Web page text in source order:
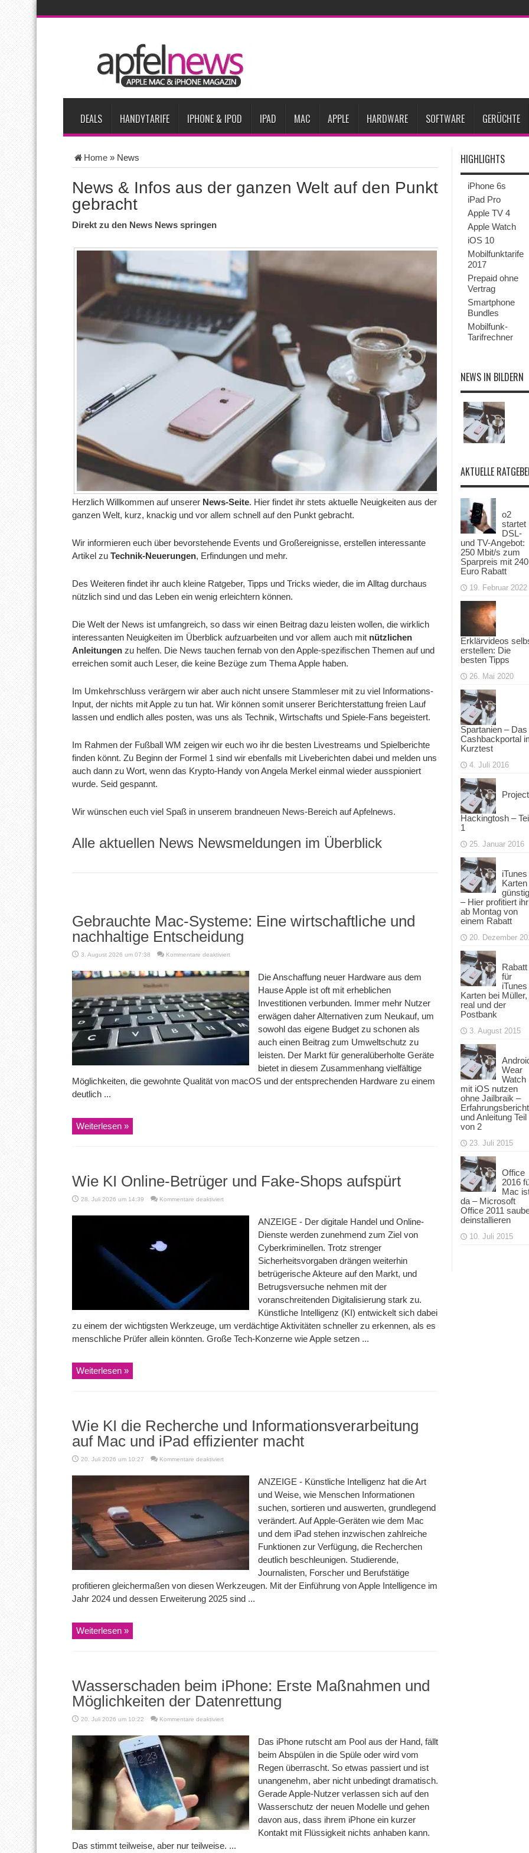
iPhone Ultra lässt Verkauf faltbarer Smartphones 2026 um 20 Prozent steigen
iPhone 18 Pro: Diese 3 großen Upgrades bringt das Top-Modell
iPhone Air 2 für Anfang 2027 erwartet Apples vermutete AirPods mit Kameras sollen bereits im September erscheinen
Apple erzielt 49 Prozent des weltweiten Smartphone-Umsatzes im 2. Quartal
DEALS HANDYTARIFE IPHONE & IPOD IPAD MAC APPLE HARDWARE SOFTWARE GERÜCHTE
Home » News
News & Infos aus der ganzen Welt auf den Punkt
gebracht
Direkt zu den News News springen
Herzlich Willkommen auf unserer News-Seite. Hier findet ihr stets aktuelle Neuigkeiten aus der
ganzen Welt, kurz, knackig und vor allem schnell auf den Punkt gebracht.
Wir informieren euch über bevorstehende Events und Großereignisse, erstellen interessante
Artikel zu Technik-Neuerungen, Erfindungen und mehr.
Des Weiteren findet ihr auch kleine Ratgeber, Tipps und Tricks wieder, die im Alltag durchaus
nützlich sind und das Leben ein wenig erleichtern können.
Die Welt der News ist umfangreich, so dass wir einen Beitrag dazu leisten wollen, die wirklich
interessanten Neuigkeiten im Überblick aufzuarbeiten und vor allem auch mit nützlichen
Anleitungen zu helfen. Die News tauchen fernab von den Apple-spezifischen Themen auf und
erreichen somit auch Leser, die keine Bezüge zum Thema Apple haben.
Im Umkehrschluss verärgern wir aber auch nicht unsere Stammleser mit zu viel Informations-
Input, der nichts mit Apple zu tun hat. Wir können somit unserer Berichterstattung freien Lauf
lassen und endlich alles posten, was uns als Technik, Wirtschafts und Spiele-Fans begeistert.
Im Rahmen der Fußball WM zeigen wir euch wo ihr die besten Livestreams und Spielberichte
finden könnt. Zu Beginn der Formel 1 sind wir ebenfalls mit Liveberichten dabei und melden uns
auch dann zu Wort, wenn das Krypto-Handy von Angela Merkel einmal wieder ausspioniert
wurde. Seid gespannt.
Wir wünschen euch viel Spaß in unserem brandneuen News-Bereich auf Apfelnews.
Alle aktuellen News Newsmeldungen im Überblick
Gebrauchte Mac-Systeme: Eine wirtschaftliche und
nachhaltige Entscheidung
3. August 2026 um 07:38 Kommentare deaktiviertfür
Mac-
Eine
wirtschaftliche
und
nachhaltige
Entscheidung
Die Anschaffung neuer Hardware aus dem
Hause Apple ist oft mit erheblichen
Investitionen verbunden. Immer mehr Nutzer
erwägen daher Alternativen zum Neukauf, um
sowohl das eigene Budget zu schonen als
auch einen Beitrag zum Umweltschutz zu
leisten. Der Markt für generalüberholte Geräte
bietet in diesem Zusammenhang vielfältige
Möglichkeiten, die gewohnte Qualität von macOS und der entsprechenden Hardware zu einem
deutlich ...
Weiterlesen »
Wie KI Online-Betrüger und Fake-Shops aufspürt
28. Juli 2026 um 14:39 Kommentare deaktiviertfür
KI
ANZEIGE - Der digitale Handel und Online-
Dienste werden zunehmend zum Ziel von
Cyberkriminellen. Trotz strenger
Sicherheitsvorgaben drängen weiterhin
betrügerische Akteure auf den Markt, und
Betrugsversuche nehmen mit der
voranschreitenden Digitalisierung stark zu.
Künstliche Intelligenz (KI) entwickelt sich dabei
zu einem der wichtigsten Werkzeuge, um verdächtige Aktivitäten schneller zu erkennen, als es
menschliche Prüfer allein könnten. Große Tech-Konzerne wie Apple setzen ...
Weiterlesen »
Wie KI die Recherche und Informationsverarbeitung
auf Mac und iPad effizienter macht
20. Juli 2026 um 10:27 Kommentare deaktiviertfür
KI
Informationsverarbeitung
und
iPad
effizienter
ANZEIGE - Künstliche Intelligenz hat die Art
und Weise, wie Menschen Informationen
suchen, sortieren und auswerten, grundlegend
verändert. Auf Apple-Geräten wie dem Mac
und dem iPad stehen inzwischen zahlreiche
Funktionen zur Verfügung, die Recherchen
deutlich beschleunigen. Studierende,
Journalisten, Forscher und Berufstätige
profitieren gleichermaßen von diesen Werkzeugen. Mit der Einführung von Apple Intelligence im
Jahr 2024 und dessen Erweiterung 2025 sind ...
Weiterlesen »
Wasserschaden beim iPhone: Erste Maßnahmen und
Möglichkeiten der Datenrettung
20. Juli 2026 um 10:22 Kommentare deaktiviertfür
beim
iPhone:
Erste
Maßnahmen
Möglichkeiten
Datenrettung
Das iPhone rutscht am Pool aus der Hand, fällt
beim Abspülen in die Spüle oder wird vom
Regen überrascht. So etwas passiert und ist
unangenehm, aber nicht unbedingt dramatisch.
Gerade Apple-Nutzer verlassen sich auf den
Wasserschutz der neuen Modelle und gehen
davon aus, dass ihrem iPhone ein kurzer
Kontakt mit Flüssigkeit nichts anhaben kann.
Das stimmt teilweise, aber nur teilweise. ...
HIGHLIGHTS
iPhone 6s
iPad Pro
Apple TV 4
Apple Watch
iOS 10
Mobilfunktarife
2017
Prepaid ohne
Vertrag
Smartphone
Bundles
Mobilfunk-
Tarifrechner
NEWS IN BILDERN
AKTUELLE
o2
startet
DSL-
und TV-Angebot:
250 Mbit/s zum
Sparpreis mit 240
Euro Rabatt
19. Februar 2022
Erklärvideos
erstellen: Die
besten Tipps
26. Mai 2020
Spartanien – Das
Cashbackportal
Kurztest
4. Juli 2016
Project
Hackingtosh –
1
25. Januar 2016
iTunes
Karten
– Hier profitiert ihr
ab Montag von
einem Rabatt
20. Dezember
Rabatt
für
iTunes
Karten bei Müller,
real und der
Postbank
3. August 2015
Wear
Watch
mit iOS nutzen
ohne Jailbraik –
Erfahrungsbericht
und Anleitung Teil
von 2
23. Juli 2015
Office
2016
Mac
da – Microsoft
Office 2011
deinstallieren
10. Juli 2015